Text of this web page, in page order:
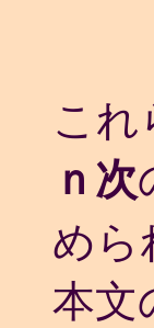
これ
ｎ次
めら
本文